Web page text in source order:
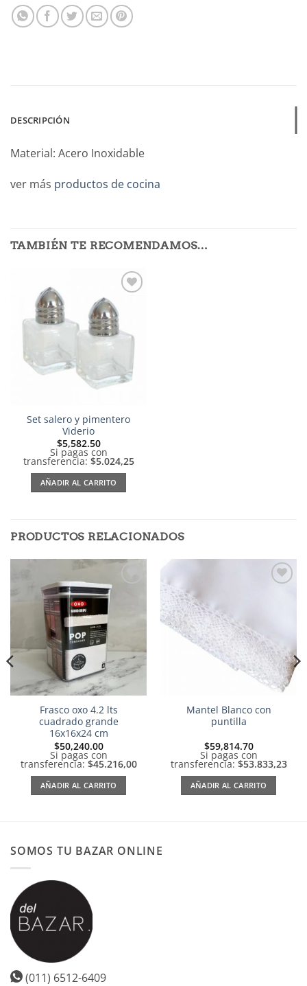
DESCRIPCIÓN
Material: Acero Inoxidable
ver más productos de cocina
TAMBIÉN TE RECOMENDAMOS…
Añadir
lista de
deseos
Set salero y pimentero
Viderio
$5,582.50
Si pagas con
transferencia: $5.024,25
AÑADIR AL CARRITO
PRODUCTOS RELACIONADOS
Frasco oxo 4.2 lts
cuadrado grande
16x16x24 cm
$50,240.00
Si pagas con
transferencia: $45.216,00
AÑADIR AL CARRITO
Mantel Blanco con
puntilla
$59,814.70
Si pagas con
transferencia: $53.833,23
AÑADIR AL CARRITO
SOMOS TU BAZAR ONLINE
(011) 6512-6409